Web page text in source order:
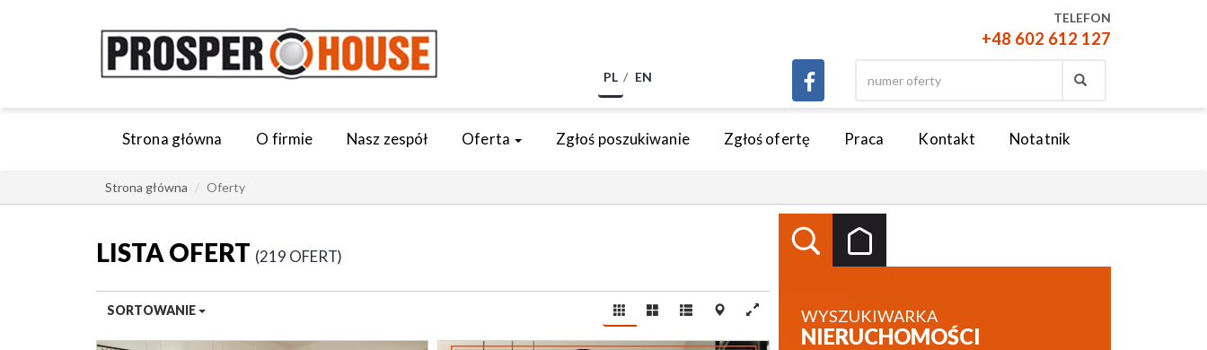
TELEFON
+48 602 612 127
PL EN
Strona główna O firmie Nasz zespół Oferta Zgłoś poszukiwanie Zgłoś ofertę Praca Kontakt Notatnik
Strona główna Oferty
WYSZUKIWARKA
NIERUCHOMOŚCI
LISTA OFERT 219 OFERT
SORTOWANIE